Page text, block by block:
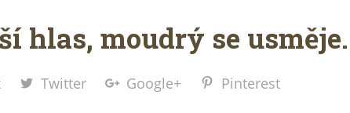
hlas, moudrý se usměje.
Twitter Google+ Pinterest